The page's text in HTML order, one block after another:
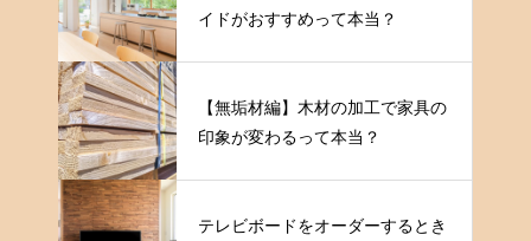
イドがおすすめって本当？
【無垢材編】木材の加工で家具の
印象が変わるって本当？
テレビボードをオーダーするとき